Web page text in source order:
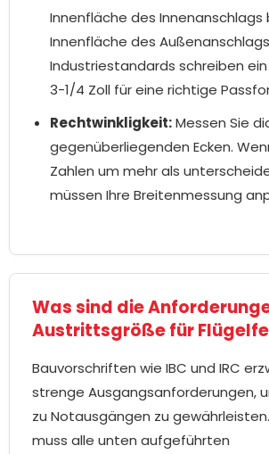
Innenfläche des Innenanschlags
Innenfläche des
Industriestandards schreiben
3-1/4 Zoll für eine richtige
Rechtwinkligkeit:Messen Sie
gegenüberliegenden Ecken.
Zahlen um mehr als
müssen Ihre Breitenmessung
Was sind die
Austrittsgröße für
Bauvorschriften wie IBC und IRC
strenge Ausgangsanforderungen,
zu Notausgängen zu
muss alle unten aufgeführten